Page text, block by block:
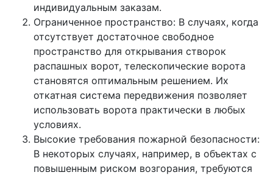
индивидуальным заказам.
Ограниченное пространство: В случаях, когда
отсутствует достаточное свободное
пространство для открывания створок
распашных ворот, телескопические ворота
становятся оптимальным решением. Их
откатная система передвижения позволяет
использовать ворота практически в любых
условиях.
Высокие требования пожарной безопасности:
В некоторых случаях, например, в объектах с
повышенным риском возгорания, требуются